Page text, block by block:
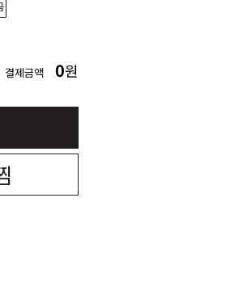
결제금액 0원